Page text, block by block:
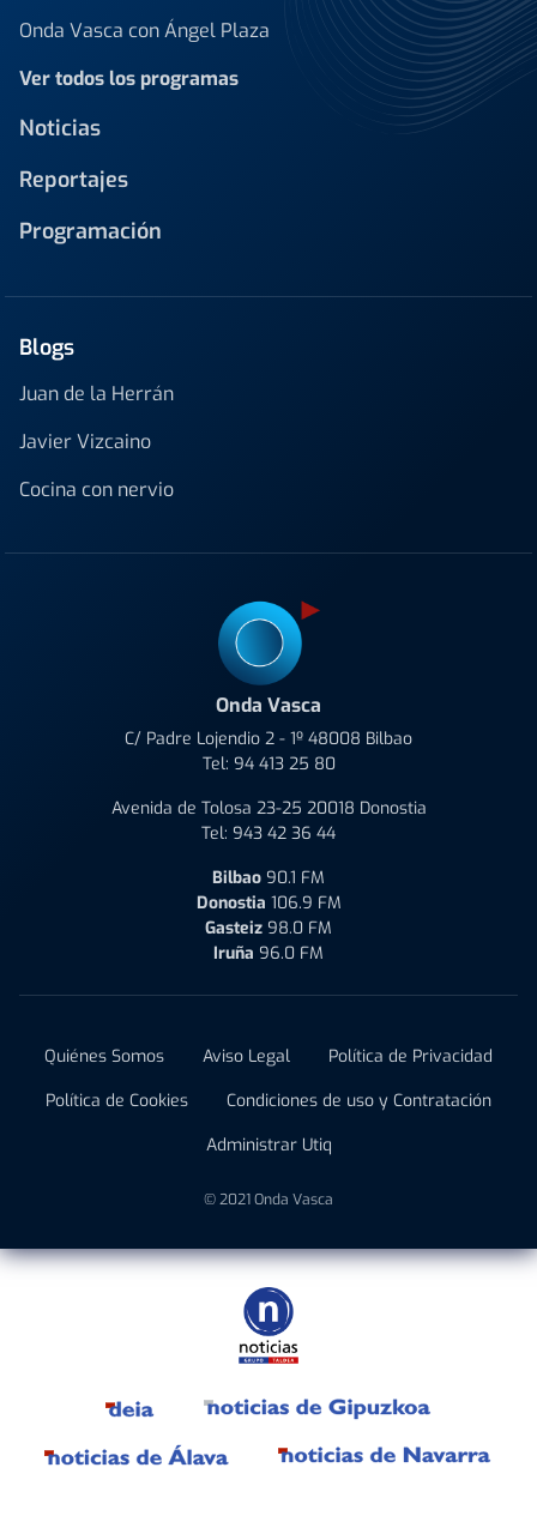
Onda Vasca con Ángel Plaza
Ver todos los programas
Noticias
Reportajes
Programación
Blogs
Juan de la Herrán
Javier Vizcaino
Cocina con nervio
Onda Vasca
C/ Padre Lojendio 2 - 1º 48008 Bilbao
Tel: 94 413 25 80
Avenida de Tolosa 23-25 20018 Donostia
Tel: 943 42 36 44
Bilbao 90.1 FM
Donostia 106.9 FM
Gasteiz 98.0 FM
Iruña 96.0 FM
Quiénes Somos Aviso Legal
Política de Privacidad
Política de Cookies
Condiciones de uso y Contratación
Administrar Utiq
© 2021 Onda Vasca